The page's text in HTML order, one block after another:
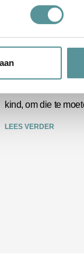
Verliezen van een
kind, om die te
LEES VERDER